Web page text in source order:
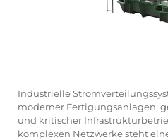
Industrielle
moderner Fertigungsanlagen,
und kritischer
komplexen Netzwerke steht